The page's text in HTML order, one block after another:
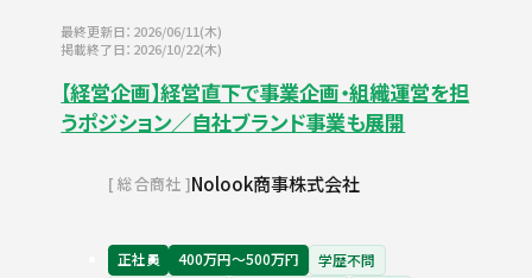
最終更新日：2026/06/11(木)
掲載終了日：2026/10/22(木)
【経営企画】経営直下で事業企画・組織運営を担
うポジション／自社ブランド事業も展開
総合商社 Nolook商事株式会社
正社員 400万円〜500万円
学歴不問